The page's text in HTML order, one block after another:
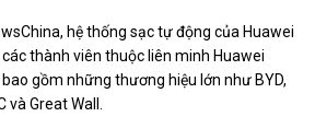
hệ thống sạc tự động của Huawei
thành viên thuộc liên minh Huawei
gồm những thương hiệu lớn như BYD,
Great Wall.